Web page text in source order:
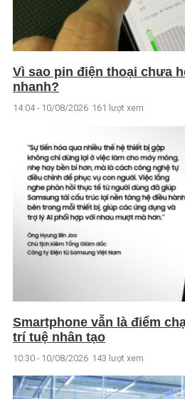
Vì sao pin điện thoại chưa
nhanh?
14:04 - 10/08/2026 161 lượt xem
Smartphone vẫn là điểm
trí tuệ nhân tạo
10:30 - 10/08/2026 143 lượt xem